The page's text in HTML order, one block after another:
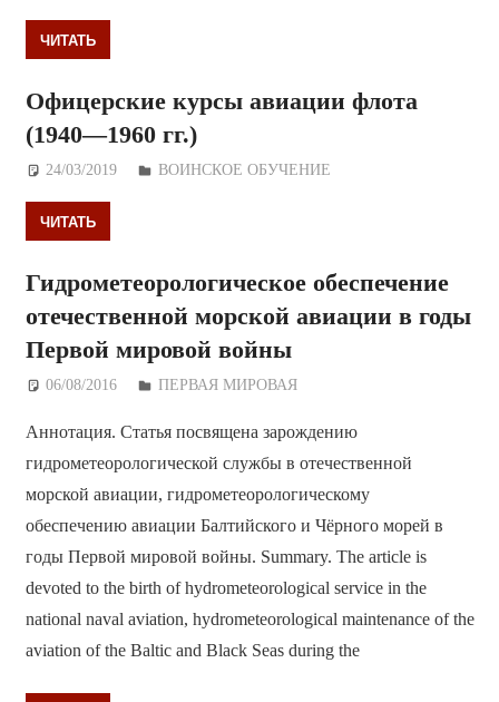
ЧИТАТЬ
Офицерские курсы авиации флота
(1940—1960 гг.)
24/03/2019 Дежурный по Редакции
ВОИНСКОЕ ОБУЧЕНИЕ
ЧИТАТЬ
Гидрометеорологическое обеспечение
отечественной морской авиации в годы
Первой мировой войны
06/08/2016 Дежурный по Редакции
ПЕРВАЯ МИРОВАЯ
Аннотация. Статья посвящена зарождению
гидрометеорологической службы в отечественной
морской авиации, гидрометеорологическому
обеспечению авиации Балтийского и Чёрного морей в
годы Первой мировой войны. Summary. The article is
devoted to the birth of hydrometeorological service in the
national naval aviation, hydrometeorological maintenance of the
aviation of the Baltic and Black Seas during the